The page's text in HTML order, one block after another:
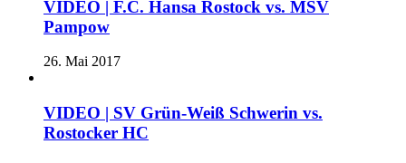
VIDEO | F.C. Hansa Rostock vs. MSV
Pampow
26. Mai 2017
VIDEO | SV Grün-Weiß Schwerin vs.
Rostocker HC